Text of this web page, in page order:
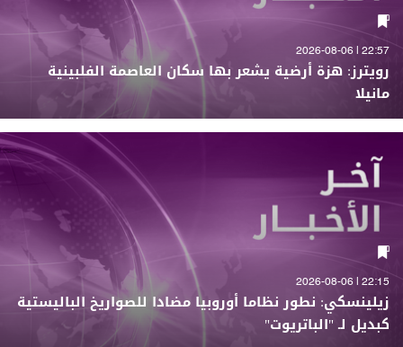
22:57 | 2026-08-06
رويترز: هزة أرضية يشعر بها سكان العاصمة الفلبينية
مانيلا
22:15 | 2026-08-06
زيلينسكي: نطور نظاما أوروبيا مضادا للصواريخ الباليستية
كبديل لـ "الباتريوت"